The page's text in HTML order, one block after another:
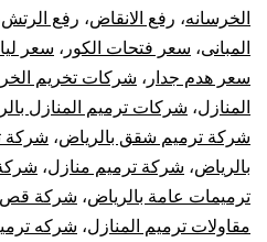
الخرسانه، رفع الانقاض، رفع الرتش
المبانى، سعر فتحات الكور ، سعر
سعر هدم جدار ، شركات تخريم
المنازل، شركات ترميم المنازل
شركة ترميم شقق بالرياض، شركة
بالرياض، شركة ترميم منازل،
ترميمات عامة بالرياض، شركة قص
مقاولات ترميم المنازل، شركه